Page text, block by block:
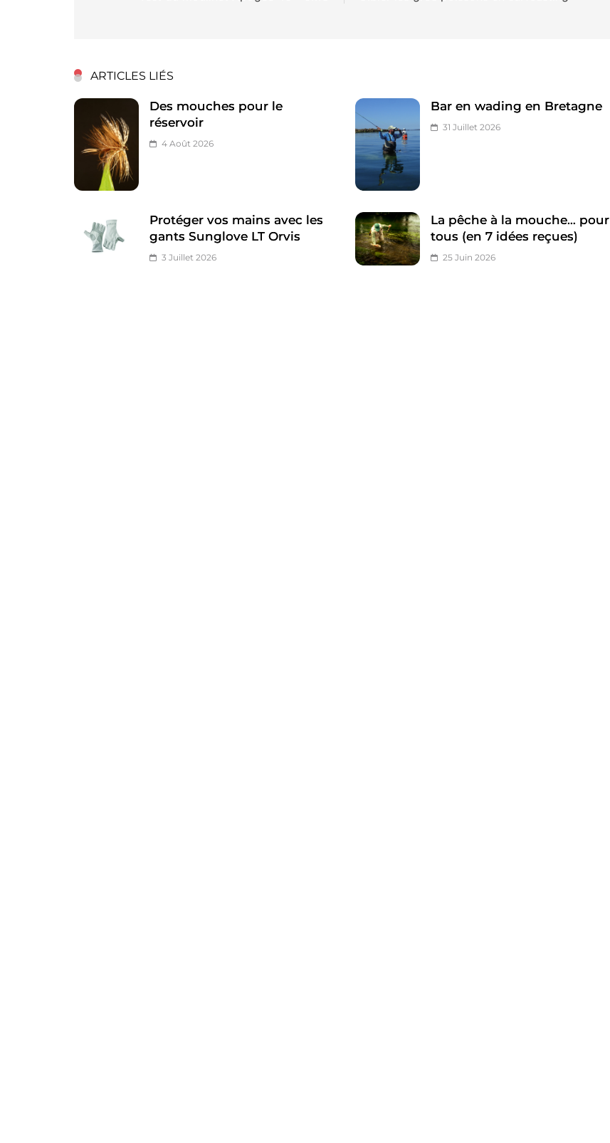
ARTICLES LIÉS
Des mouches pour le
réservoir
4 Août 2026
Bar en wading en Bretagne
31 Juillet 2026
Protéger vos mains avec les
gants Sunglove LT Orvis
3 Juillet 2026
La pêche à la mouche… pour
tous (en 7 idées reçues)
25 Juin 2026